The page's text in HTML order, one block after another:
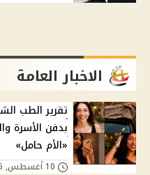
الاخبار العامة
تقرير الطب
بدفن الأسرة
«الأم حامل»